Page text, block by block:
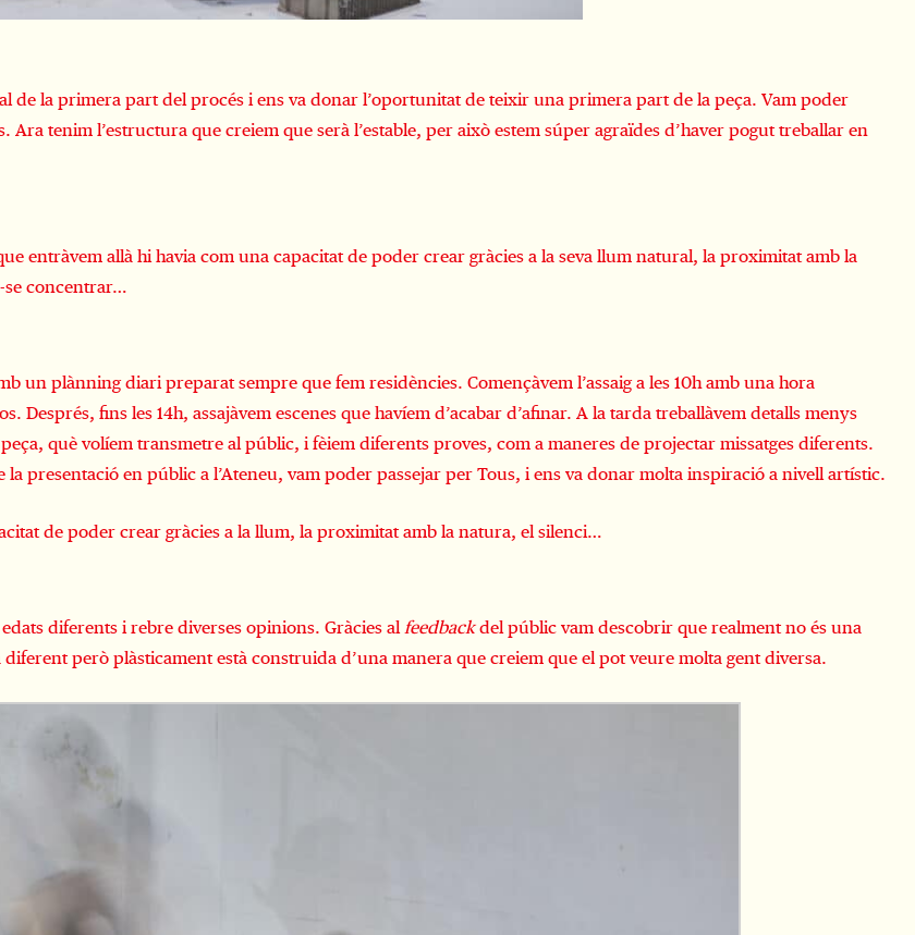
la primera part del procés i ens va donar l’oportunitat de teixir una primera part de la peça. Vam poder
tenim l’estructura que creiem que serà l’estable, per això estem súper agraïdes d’haver pogut treballar en
entràvem allà hi havia com una capacitat de poder crear gràcies a la seva llum natural, la proximitat amb la
se concentrar…
un plànning diari preparat sempre que fem residències. Començàvem l’assaig a les 10h amb una hora
Després, fins les 14h, assajàvem escenes que havíem d’acabar d’afinar. A la tarda treballàvem detalls menys
què volíem transmetre al públic, i fèiem diferents proves, com a maneres de projectar missatges diferents.
presentació en públic a l’Ateneu, vam poder passejar per Tous, i ens va donar molta inspiració a nivell artístic.
de poder crear gràcies a la llum, la proximitat amb la natura, el silenci…
diferents i rebre diverses opinions. Gràcies alfeedbackdel públic vam descobrir que realment no és una
però plàsticament està construida d’una manera que creiem que el pot veure molta gent diversa.